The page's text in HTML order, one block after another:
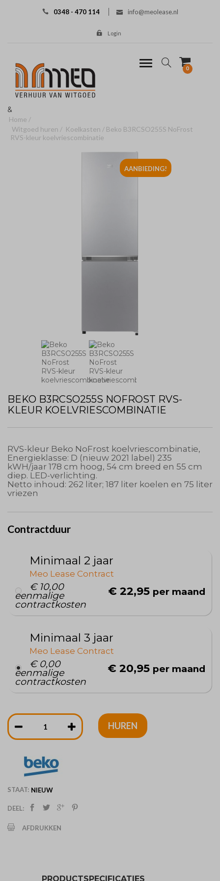
0348 - 470 114 info@meolease.nl
Login
0
&
Home
Witgoed huren
Koelkasten
Beko B3RCSO255S NoFrost
RVS-kleur koelvriescombinatie
AANBIEDING!
BEKO B3RCSO255S NOFROST RVS-
KLEUR KOELVRIESCOMBINATIE
RVS-kleur Beko NoFrost koelvriescombinatie,
Energieklasse: D (nieuw 2021 label) 235
kWH/jaar 178 cm hoog, 54 cm breed en 55 cm
diep. LED-verlichting.
Netto inhoud: 262 liter; 187 liter koelen en 75 liter
vriezen
Contractduur
Minimaal 2 jaar
Meo Lease Contract
€ 22,95 per maand
€ 10,00
eenmalige
contractkosten
Minimaal 3 jaar
Meo Lease Contract
€ 20,95 per maand
€ 0,00
eenmalige
contractkosten
HUREN
STAAT: NIEUW
DEEL:
AFDRUKKEN
PRODUCTSPECIFICATIES